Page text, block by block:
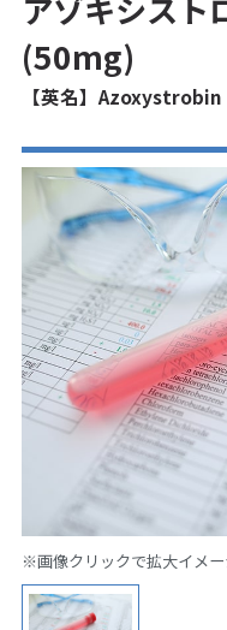
アゾキシスト
(50mg)
【英名】Azoxystrobin
※画像クリックで拡大イメ